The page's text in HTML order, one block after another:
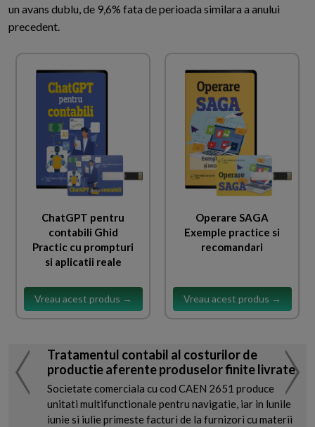
un avans dublu, de 9,6% fata de perioada similara a anului
precedent.
ChatGPT pentru
contabili Ghid
Practic cu prompturi
si aplicatii reale
Vreau acest produs →
Operare SAGA
Exemple practice si
recomandari
Vreau acest produs →
Tratamentul contabil al costurilor de
productie aferente produselor finite livrate
Societate comerciala cu cod CAEN 2651 produce
unitati multifunctionale pentru navigatie, iar in lunile
iunie si iulie primeste facturi de la furnizori cu materii